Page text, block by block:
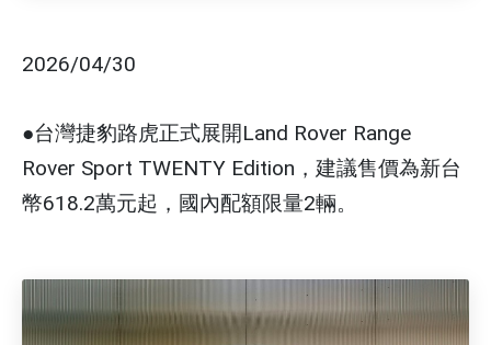
2026/04/30
●台灣捷豹路虎正式展開Land Rover Range
Rover Sport TWENTY Edition，建議售價為新台
幣618.2萬元起，國內配額限量2輛。